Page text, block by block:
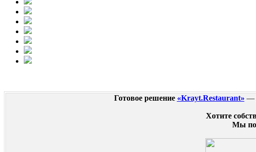
Готовое решение «Krayt.Restaurant» —
Хотите
Мы